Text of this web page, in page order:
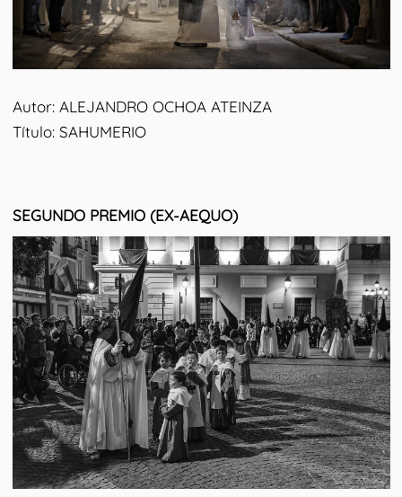
Autor: ALEJANDRO OCHOA ATEINZA
Título: SAHUMERIO
SEGUNDO PREMIO (EX-AEQUO)